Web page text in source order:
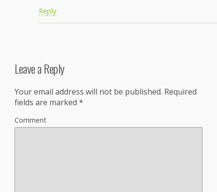
Reply
Leave a Reply
Your email address will not be published. Required
fields are marked *
Comment